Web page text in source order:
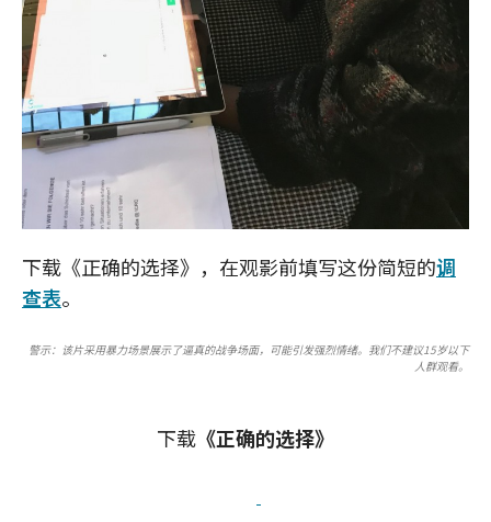
下载《正确的选择》，在观影前填写这份简短的调
查表。
警示：该片采用暴力场景展示了逼真的战争场面，可能引发强烈情绪。我们不建议15岁以下
人群观看。
下载 《正确的选择》